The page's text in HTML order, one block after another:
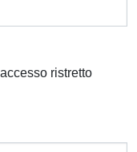
ristretto